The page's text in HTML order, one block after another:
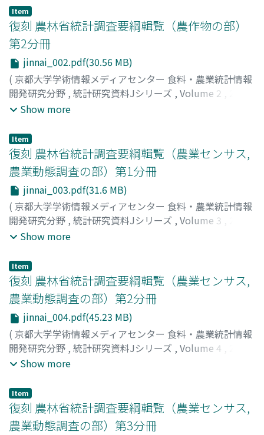
開発研究分野
Laboratory, Academic Center for Computing and Media
Studies, Kyoto University
Item
復刻 農林省統計調査要綱輯覧（農作物の部）
第2分冊
jinnai_002.pdf(30.56 MB)
( 京都大学学術情報メディアセンター 食料・農業統計情報
開発研究分野 , 統計研究資料Jシリーズ , Volume 2
,pp.1-254)
開発研究分野
Laboratory, Academic Center for Computing and Media
Studies, Kyoto University
Show more
Item
復刻 農林省統計調査要綱輯覧（農業センサス,
農業動態調査の部）第1分冊
jinnai_003.pdf(31.6 MB)
( 京都大学学術情報メディアセンター 食料・農業統計情報
開発研究分野 , 統計研究資料Jシリーズ , Volume 3
,pp.R1-R292)
開発研究分野
Laboratory, Academic Center for Computing and Media
Studies, Kyoto University
Show more
Item
復刻 農林省統計調査要綱輯覧（農業センサス,
農業動態調査の部）第2分冊
jinnai_004.pdf(45.23 MB)
( 京都大学学術情報メディアセンター 食料・農業統計情報
開発研究分野 , 統計研究資料Jシリーズ , Volume 4
,pp.R1-R394)
開発研究分野
Laboratory, Academic Center for Computing and Media
Studies, Kyoto University
Show more
Item
復刻 農林省統計調査要綱輯覧（農業センサス,
農業動態調査の部）第3分冊